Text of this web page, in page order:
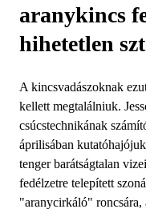
aranykincs
hihetetlen
A kincsvadászoknak
kellett megtalálniuk.
csúcstechnikának
áprilisában
tenger barátságtalan
fedélzetre telepített
"aranycirkáló" roncsára,